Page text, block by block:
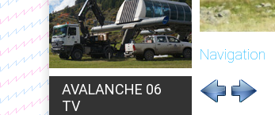
AVALANCHE 06
TV
Navigation